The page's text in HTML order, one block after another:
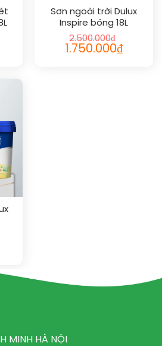
Sơn ngoài trời Dulux
Inspire bóng 18L
2.500.000₫
1.750.000₫
MINH HÀ NỘI